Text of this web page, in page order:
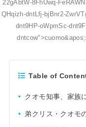
22gAbtW-8FhUwq-
QHqizh-dntLfj-bjBnr2-
dnt9HP-oWpmSc-
Table of
クオモ知事、家族
弟クリス・クオモ